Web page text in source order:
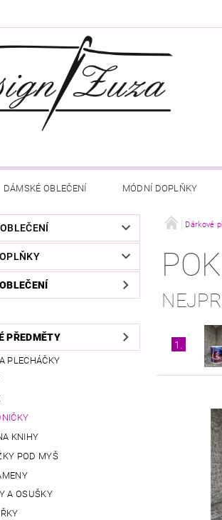
DÁMSKÉ OBLEČENÍ MÓDNÍ DOPLŇKY
PŘEDMĚTY
PLECHÁČKY
KNIHY
POD MYŠ
A OSUŠKY
Dárkové
1.